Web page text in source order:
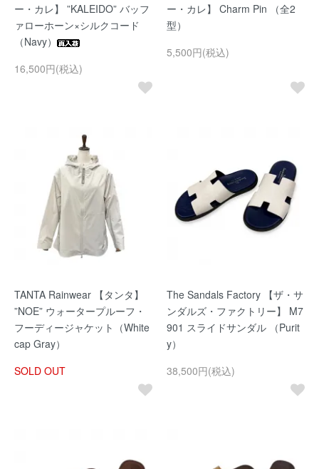
ー・カレ】 ”KALEIDO” バッフ
ァローホーン×シルクコード
（Navy）
16,500円(税込)
ー・カレ】 Charm Pin （全2
型）
5,500円(税込)
TANTA Rainwear 【タンタ】
”NOE” ウォータープルーフ・
フーディージャケット（White
cap Gray）
SOLD OUT
The Sandals Factory 【ザ・サ
ンダルズ・ファクトリー】 M7
901 スライドサンダル （Purit
y）
38,500円(税込)